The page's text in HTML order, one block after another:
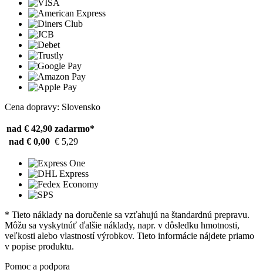
Cena dopravy: Slovensko
nad € 42,90 zadarmo*
nad € 0,00 € 5,29
* Tieto náklady na doručenie sa vzťahujú na štandardnú prepravu.
Môžu sa vyskytnúť ďalšie náklady, napr. v dôsledku hmotnosti,
veľkosti alebo vlastností výrobkov. Tieto informácie nájdete priamo
v popise produktu.
Pomoc a podpora